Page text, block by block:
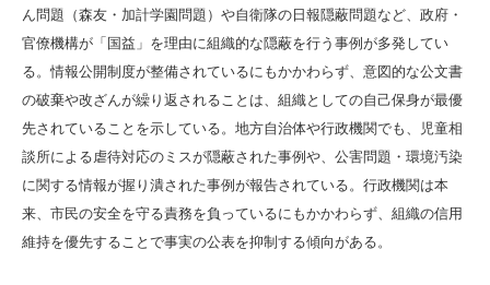
ん問題（森友・加計学園問題）や自衛隊の日報隠蔽問題など、政府・
官僚機構が「国益」を理由に組織的な隠蔽を行う事例が多発してい
る。情報公開制度が整備されているにもかかわらず、意図的な公文書
の破棄や改ざんが繰り返されることは、組織としての自己保身が最優
先されていることを示している。地方自治体や行政機関でも、児童相
談所による虐待対応のミスが隠蔽された事例や、公害問題・環境汚染
に関する情報が握り潰された事例が報告されている。行政機関は本
来、市民の安全を守る責務を負っているにもかかわらず、組織の信用
維持を優先することで事実の公表を抑制する傾向がある。